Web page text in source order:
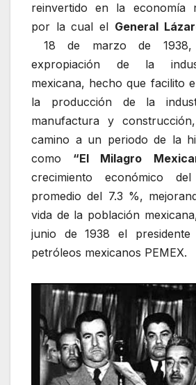
reinvertido en la economía
por la cual el General
18 de marzo de 1938,
expropiación de la
mexicana, hecho que facilito
la producción de la
manufactura y
camino a un periodo de la
como “El Milagro
crecimiento económico
promedio del 7.3 %,
vida de la población
junio de 1938 el presidente
petróleos mexicanos PEMEX.